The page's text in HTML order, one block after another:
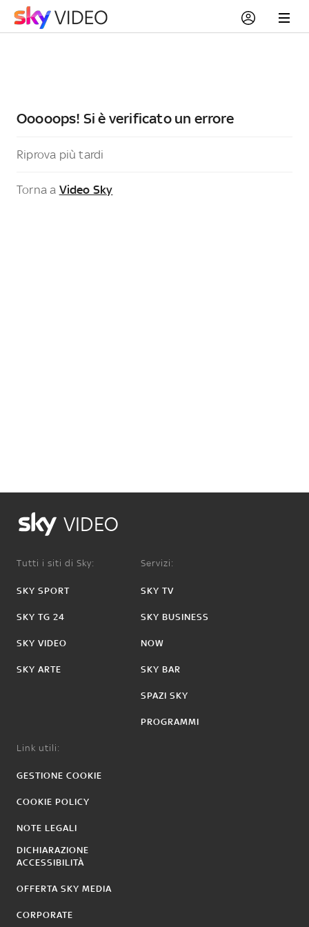
Ooooops! Si è verificato un errore
Riprova più tardi
Torna a Video Sky
VIDEO
Tutti i siti di Sky:
SKY SPORT
SKY TG 24
SKY VIDEO
SKY ARTE
Servizi:
SKY TV
SKY BUSINESS
NOW
SKY BAR
SPAZI SKY
PROGRAMMI
Link utili:
GESTIONE COOKIE
COOKIE POLICY
NOTE LEGALI
DICHIARAZIONE
ACCESSIBILITÀ
OFFERTA SKY MEDIA
CORPORATE